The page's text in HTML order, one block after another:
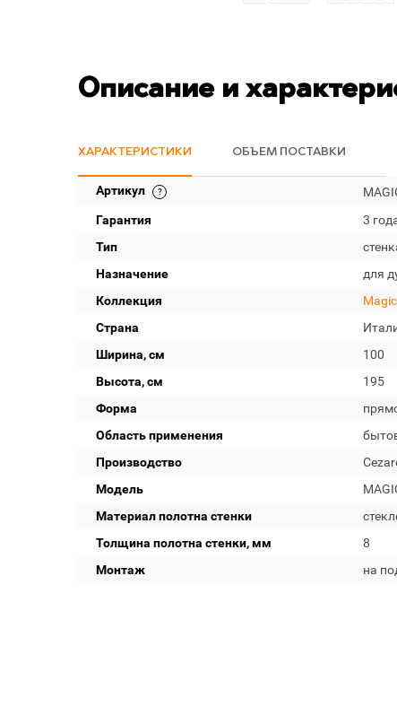
Описание и
ХАРАКТЕРИСТИКИ ОБЪЕМ ПОСТАВКИ
Артикул
Гарантия
3
Тип
Назначение
для
Коллекция
Magic
Страна
Ширина, см
100
Высота, см
195
Форма
Область применения
Производство
Модель
Материал полотна стенки
Толщина полотна стенки, мм
8
Монтаж
на